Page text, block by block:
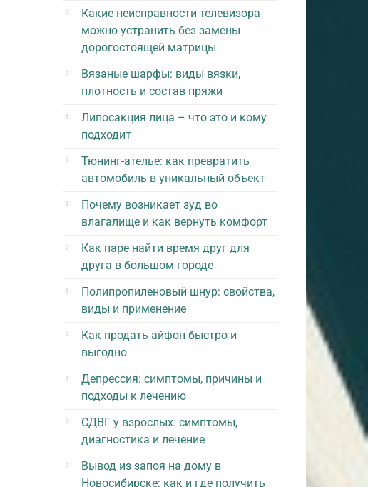
Какие неисправности телевизора
можно устранить без замены
дорогостоящей матрицы
Вязаные шарфы: виды вязки,
плотность и состав пряжи
Липосакция лица – что это и кому
подходит
Тюнинг-ателье: как превратить
автомобиль в уникальный объект
Почему возникает зуд во
влагалище и как вернуть комфорт
Как паре найти время друг для
друга в большом городе
Полипропиленовый шнур: свойства,
виды и применение
Как продать айфон быстро и
выгодно
Депрессия: симптомы, причины и
подходы к лечению
СДВГ у взрослых: симптомы,
диагностика и лечение
Вывод из запоя на дому в
Новосибирске: как и где получить